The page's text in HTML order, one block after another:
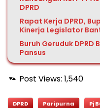
DPRD
Rapat Kerja DPRD,
Kinerja Legislator
Buruh Geruduk
Pansus
Post Views: 1,540
DPRD Paripurna Pj